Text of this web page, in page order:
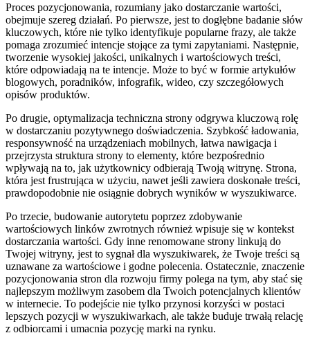
Proces pozycjonowania, rozumiany jako dostarczanie wartości,
obejmuje szereg działań. Po pierwsze, jest to dogłębne badanie słów
kluczowych, które nie tylko identyfikuje popularne frazy, ale także
pomaga zrozumieć intencje stojące za tymi zapytaniami. Następnie,
tworzenie wysokiej jakości, unikalnych i wartościowych treści,
które odpowiadają na te intencje. Może to być w formie artykułów
blogowych, poradników, infografik, wideo, czy szczegółowych
opisów produktów.
Po drugie, optymalizacja techniczna strony odgrywa kluczową rolę
w dostarczaniu pozytywnego doświadczenia. Szybkość ładowania,
responsywność na urządzeniach mobilnych, łatwa nawigacja i
przejrzysta struktura strony to elementy, które bezpośrednio
wpływają na to, jak użytkownicy odbierają Twoją witrynę. Strona,
która jest frustrująca w użyciu, nawet jeśli zawiera doskonałe treści,
prawdopodobnie nie osiągnie dobrych wyników w wyszukiwarce.
Po trzecie, budowanie autorytetu poprzez zdobywanie
wartościowych linków zwrotnych również wpisuje się w kontekst
dostarczania wartości. Gdy inne renomowane strony linkują do
Twojej witryny, jest to sygnał dla wyszukiwarek, że Twoje treści są
uznawane za wartościowe i godne polecenia. Ostatecznie, znaczenie
pozycjonowania stron dla rozwoju firmy polega na tym, aby stać się
najlepszym możliwym zasobem dla Twoich potencjalnych klientów
w internecie. To podejście nie tylko przynosi korzyści w postaci
lepszych pozycji w wyszukiwarkach, ale także buduje trwałą relację
z odbiorcami i umacnia pozycję marki na rynku.